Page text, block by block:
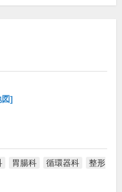
]
胃腸科 循環器科
整形